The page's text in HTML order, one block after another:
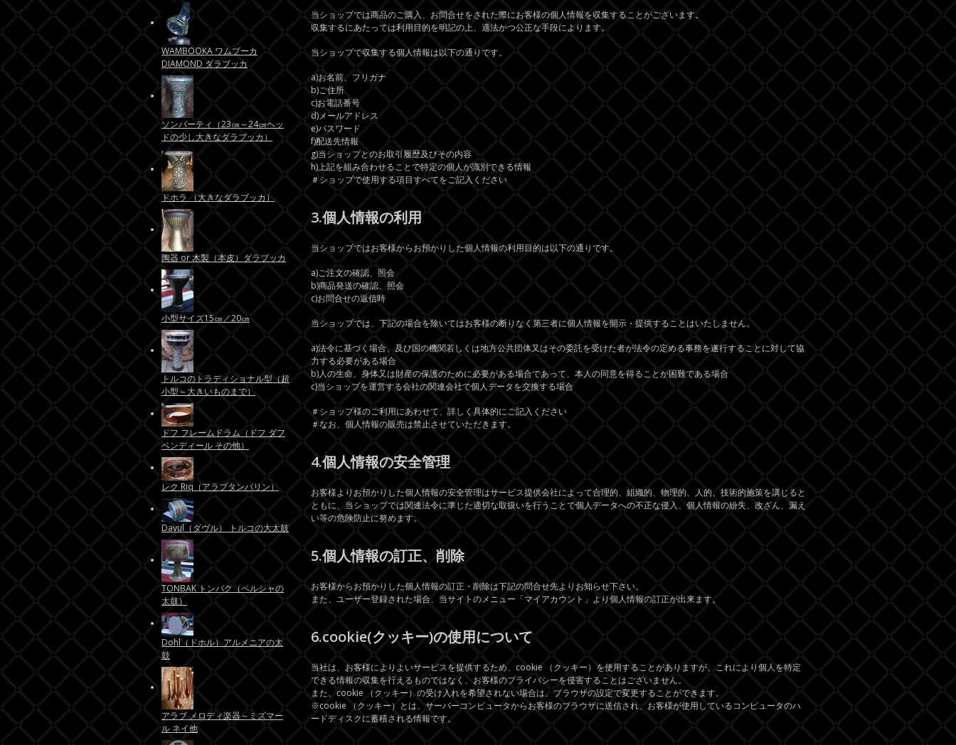
当ショップでは商品のご購入、お問合せをされた際にお客様の個人情報を収集することがございます。
収集するにあたっては利用目的を明記の上、適法かつ公正な手段によります。
当ショップで収集する個人情報は以下の通りです。
a)お名前、フリガナ
b)ご住所
c)お電話番号
d)メールアドレス
e)パスワード
f)配送先情報
g)当ショップとのお取引履歴及びその内容
h)上記を組み合わせることで特定の個人が識別できる情報
＃ショップで使用する項目すべてをご記入ください
3.個人情報の利用
当ショップではお客様からお預かりした個人情報の利用目的は以下の通りです。
a)ご注文の確認、照会
b)商品発送の確認、照会
c)お問合せの返信時
当ショップでは、下記の場合を除いてはお客様の断りなく第三者に個人情報を開示・提供することはいたしません。
a)法令に基づく場合、及び国の機関若しくは地方公共団体又はその委託を受けた者が法令の定める事務を遂行することに対して協
力する必要がある場合
b)人の生命、身体又は財産の保護のために必要がある場合であって、本人の同意を得ることが困難である場合
c)当ショップを運営する会社の関連会社で個人データを交換する場合
＃ショップ様のご利用にあわせて、詳しく具体的にご記入ください
＃なお、個人情報の販売は禁止させていただきます。
4.個人情報の安全管理
お客様よりお預かりした個人情報の安全管理はサービス提供会社によって合理的、組織的、物理的、人的、技術的施策を講じると
ともに、当ショップでは関連法令に準じた適切な取扱いを行うことで個人データへの不正な侵入、個人情報の紛失、改ざん、漏え
い等の危険防止に努めます。
5.個人情報の訂正、削除
お客様からお預かりした個人情報の訂正・削除は下記の問合せ先よりお知らせ下さい。
また、ユーザー登録された場合、当サイトのメニュー「マイアカウント」より個人情報の訂正が出来ます。
6.cookie(クッキー)の使用について
当社は、お客様によりよいサービスを提供するため、cookie （クッキー）を使用することがありますが、これにより個人を特定
できる情報の収集を行えるものではなく、お客様のプライバシーを侵害することはございません。
また、cookie （クッキー）の受け入れを希望されない場合は、ブラウザの設定で変更することができます。
※cookie （クッキー）とは、サーバーコンピュータからお客様のブラウザに送信され、お客様が使用しているコンピュータのハ
ードディスクに蓄積される情報です。
WAMBOOKA ワムブーカ
DIAMOND ダラブッカ
ソンバーティ（23㎝～24㎝ヘッ
ドの少し大きなダラブッカ）
ドホラ （大きなダラブッカ）
陶器 or 木製（本皮）ダラブッカ
小型サイズ15㎝／20㎝
トルコのトラディショナル型（超
小型～大きいものまで）
ドフ フレームドラム（ドフ ダフ
ベンディール その他）
レク Riq（アラブタンバリン）
Davul（ダヴル） トルコの大太鼓
TONBAK トンバク（ペルシャの
太鼓）
Dohl（ドホル）アルメニアの太
鼓
アラブ メロディ楽器～ミズマー
ル ネイ他